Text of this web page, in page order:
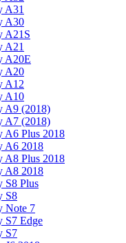
A31
A30
A21S
A21
A20E
A20
A12
A10
A9 (2018)
A7 (2018)
A6 Plus 2018
A6 2018
A8 Plus 2018
A8 2018
S8 Plus
S8
Note 7
S7 Edge
S7